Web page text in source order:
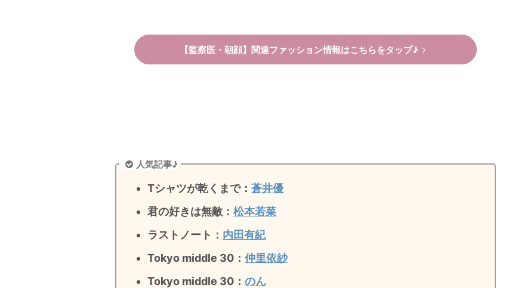
【監察医・朝顔】関連ファッション情報はこちらをタップ♪
人気記事♪
Tシャツが乾くまで： 蒼井優
君の好きは無敵 ： 松本若菜
ラストノート ： 内田有紀
Tokyo middle 30： 仲里依紗
Tokyo middle 30： のん